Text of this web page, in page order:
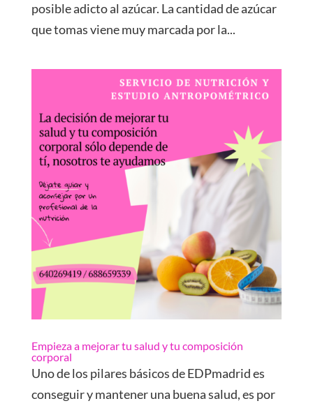
posible adicto al azúcar. La cantidad de azúcar
que tomas viene muy marcada por la...
Empieza a mejorar tu salud y tu composición
corporal
Uno de los pilares básicos de EDPmadrid es
conseguir y mantener una buena salud, es por